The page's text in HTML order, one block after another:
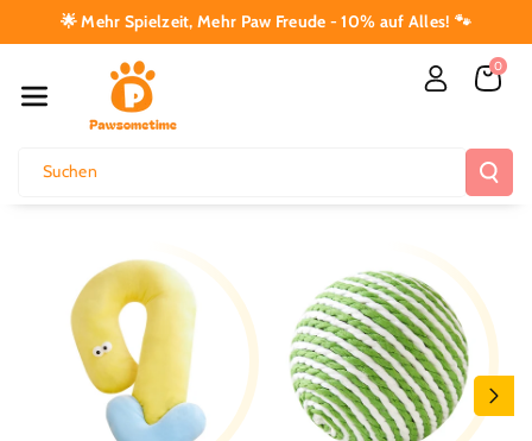
Nhalt
🌟 Mehr Spielzeit, Mehr Paw Freude - 10% auf Alles! 🐾
Suchen
0